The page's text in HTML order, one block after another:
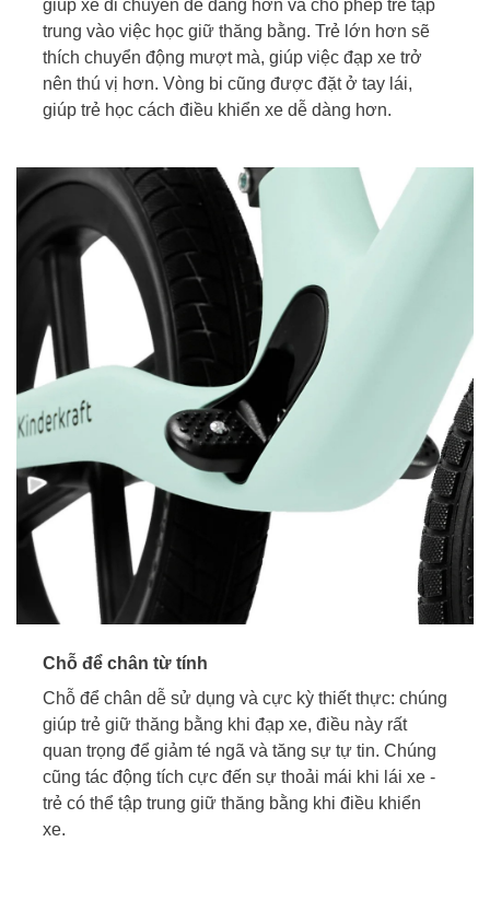
giúp xe di chuyển dễ dàng hơn và cho phép trẻ tập
trung vào việc học giữ thăng bằng. Trẻ lớn hơn sẽ
thích chuyển động mượt mà, giúp việc đạp xe trở
nên thú vị hơn. Vòng bi cũng được đặt ở tay lái,
giúp trẻ học cách điều khiển xe dễ dàng hơn.
Chỗ để chân từ tính
Chỗ để chân dễ sử dụng và cực kỳ thiết thực: chúng
giúp trẻ giữ thăng bằng khi đạp xe, điều này rất
quan trọng để giảm té ngã và tăng sự tự tin. Chúng
cũng tác động tích cực đến sự thoải mái khi lái xe -
trẻ có thể tập trung giữ thăng bằng khi điều khiển
xe.